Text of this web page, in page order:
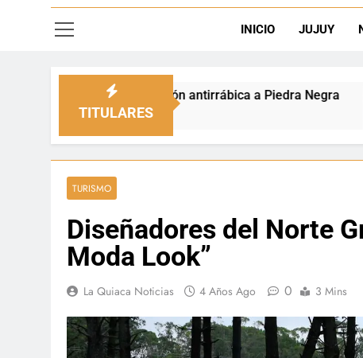
INICIO JUJUY
TITULARES
antirrábica a Piedra Negra La frontera
TURISMO
Diseñadores del Norte
Moda Look”
La Quiaca Noticias 4 Años Ago 0 3 Mins